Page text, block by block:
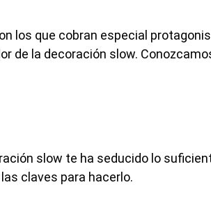
los que cobran especial
de la decoración slow.
slow te ha seducido lo
claves para hacerlo.